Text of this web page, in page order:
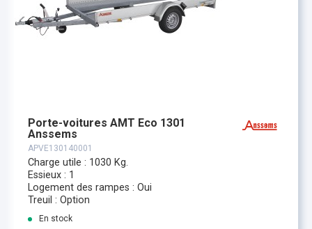
Porte-voitures AMT Eco 1301
Anssems
APVE130140001
Charge utile : 1030 Kg.
Essieux : 1
Logement des rampes : Oui
Treuil : Option
En stock